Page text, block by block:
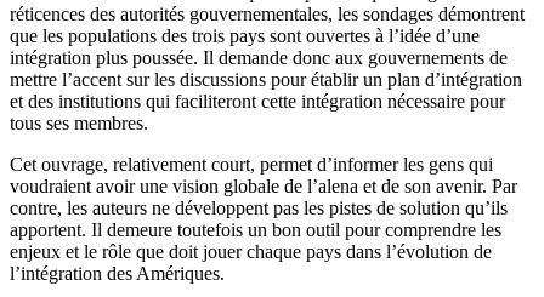
réticences des autorités gouvernementales, les sondages démontrent
que les populations des trois pays sont ouvertes à l’idée d’une
intégration plus poussée. Il demande donc aux gouvernements de
mettre l’accent sur les discussions pour établir un plan d’intégration
et des institutions qui faciliteront cette intégration nécessaire pour
tous ses membres.
Cet ouvrage, relativement court, permet d’informer les gens qui
voudraient avoir une vision globale de l’alena et de son avenir. Par
contre, les auteurs ne développent pas les pistes de solution qu’ils
apportent. Il demeure toutefois un bon outil pour comprendre les
enjeux et le rôle que doit jouer chaque pays dans l’évolution de
l’intégration des Amériques.